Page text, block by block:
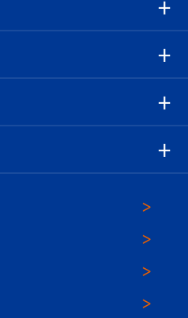
しガイド